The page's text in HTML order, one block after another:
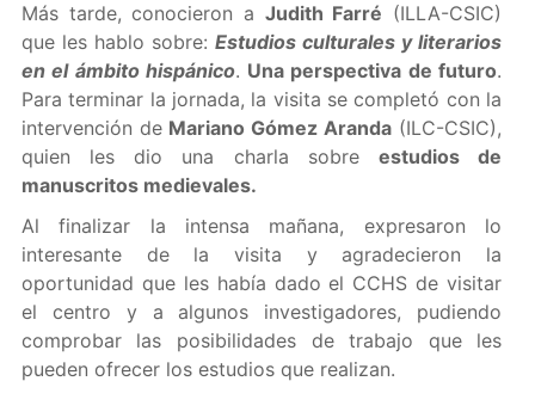
Más tarde, conocieron a Judith Farré (ILLA-CSIC)
que les hablo sobre:Estudios culturales y literarios
en el ámbito hispánico. Una perspectiva de futuro.
Para terminar la jornada, la visita se completó con la
intervención deMariano Gómez Aranda (ILC-CSIC),
quien les dio una charla sobre estudios de
manuscritos medievales.
Al finalizar la intensa mañana, expresaron lo
interesante de la visita y agradecieron la
oportunidad que les había dado el CCHS de visitar
el centro y a algunos investigadores, pudiendo
comprobar las posibilidades de trabajo que les
pueden ofrecer los estudios que realizan.